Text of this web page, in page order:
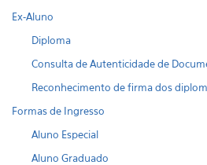
Ex-Aluno
Diploma
Consulta de Autenticidade de
Reconhecimento de firma dos
Formas de Ingresso
Aluno Especial
Aluno Graduado